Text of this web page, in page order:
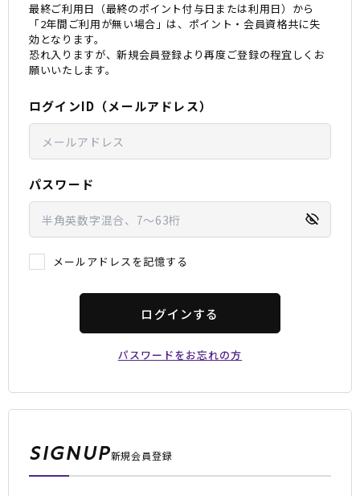
スノーTOP
スケートTOP
CONTENTS
特集一覧
RIDE LIFE MAGAZINE一
スタッフスナップ
店頭受取サービス
お問い合わせ
ニュース
最終ご利用日（最終のポイント付与日または利用日）から
「2年間ご利用が無い場合」は、ポイント・会員資格共に失
効となります。
恐れ入りますが、新規会員登録より再度ご登録の程宜しくお
願いいたします。
ログインID（メールアドレス）
パスワード
メールアドレスを記憶する
ログインする
パスワードをお忘れの方
SIGNUP新規会員登録